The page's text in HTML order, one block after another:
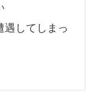
遇してしまっ